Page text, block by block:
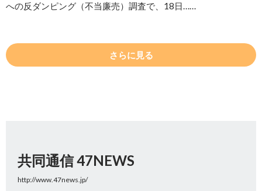
への反ダンピング（不当廉売）調査で、18日……
さらに見る
共同通信 47NEWS
http://www.47news.jp/